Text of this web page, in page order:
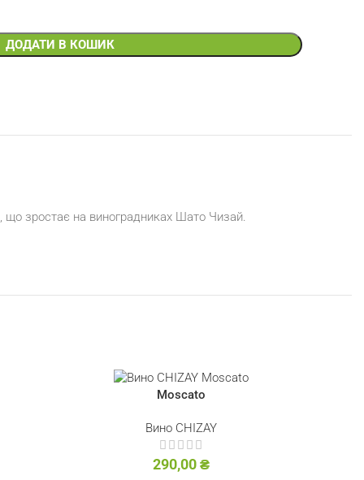
ДОДАТИ В КОШИК
, що зростає на виноградниках Шато Чизай.
Moscato
Вино CHIZAY
290,00₴